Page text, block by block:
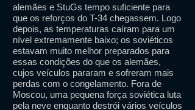
alemães e StuGs tempo suficiente para
que os reforços do T-34 chegassem. Logo
depois, as temperaturas caíram para um
nível extremamente baixo; os soviéticos
estavam muito melhor preparados para
essas condições do que os alemães,
cujos veículos pararam e sofreram mais
perdas com o congelamento. Fora de
Moscou, uma pequena força soviética luta
pela neve enquanto destrói vários veículos